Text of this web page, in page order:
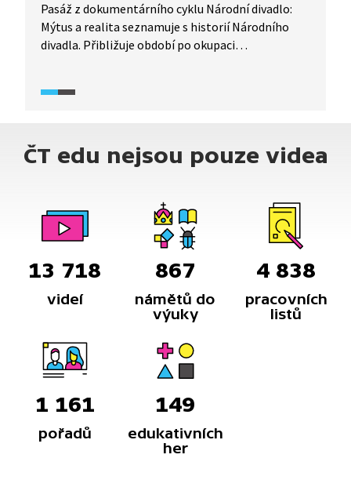
Pasáž z dokumentárního cyklu Národní divadlo:
Mýtus a realita seznamuje s historií Národního
divadla. Přibližuje období po okupaci
činohry a opery Národního divadla a jejich vývoji
ČT edu nejsou pouze videa
13 718
videí
867
námětů do
výuky
4 838
pracovních
listů
1 161
pořadů
149
edukativních
her